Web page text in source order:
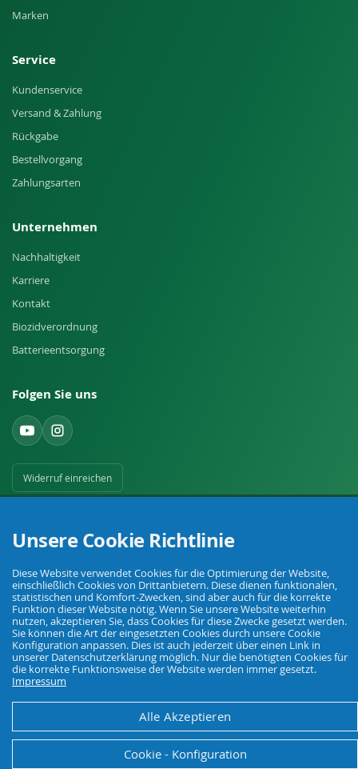
Marken
Service
Kundenservice
Versand & Zahlung
Rückgabe
Bestellvorgang
Zahlungsarten
Unternehmen
Nachhaltigkeit
Karriere
Kontakt
Biozidverordnung
Batterieentsorgung
Folgen Sie uns
Widerruf einreichen
Ihr Fachhandel für Landwirtschaft, Viehhaltung, Haus, Hof und Garten.
© Agrarking. Alle Rechte vorbehalten.
AGBDatenschutzWiderrufsbelehrungImpressum
Unsere Cookie Richtlinie
Diese Website verwendet Cookies für die Optimierung der Website,
einschließlich Cookies von Drittanbietern. Diese dienen funktionalen,
statistischen und Komfort-Zwecken, sind aber auch für die korrekte
Funktion dieser Website nötig. Wenn Sie unsere Website weiterhin
nutzen, akzeptieren Sie, dass Cookies für diese Zwecke gesetzt werden.
Sie können die Art der eingesetzten Cookies durch unsere Cookie
Konfiguration anpassen. Dies ist auch jederzeit über einen Link in
unserer Datenschutzerklärung möglich. Nur die benötigten Cookies für
die korrekte Funktionsweise der Website werden immer gesetzt.
Impressum
Alle Akzeptieren
Cookie - Konfiguration